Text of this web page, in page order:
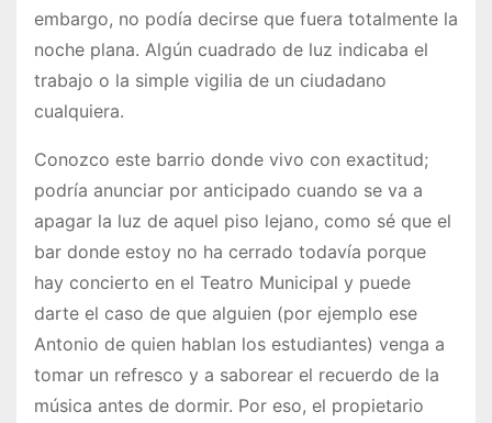
embargo, no podía decirse que fuera totalmente la
noche plana. Algún cuadrado de luz indicaba el
trabajo o la simple vigilia de un ciudadano
cualquiera.
Conozco este barrio donde vivo con exactitud;
podría anunciar por anticipado cuando se va a
apagar la luz de aquel piso lejano, como sé que el
bar donde estoy no ha cerrado todavía porque
hay concierto en el Teatro Municipal y puede
darte el caso de que alguien (por ejemplo ese
Antonio de quien hablan los estudiantes) venga a
tomar un refresco y a saborear el recuerdo de la
música antes de dormir. Por eso, el propietario